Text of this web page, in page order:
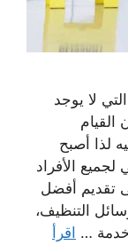
لا يوجد
لذا أصبح
الأفراد
تقديم أفضل
التنظيف،
خدمة … اقرأ